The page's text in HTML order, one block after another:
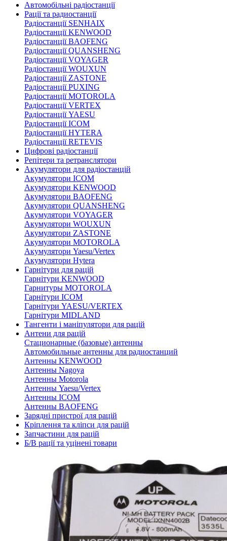
Автомобільні радіостанції
Рації та радиостанції
Радіостанції SENHAIX
Радіостанції KENWOOD
Радіостанції BAOFENG
Радіостанції QUANSHENG
Радіостанції VOYAGER
Радіостанції WOUXUN
Радіостанції ZASTONE
Радіостанції PUXING
Радіостанції MOTOROLA
Радіостанції VERTEX
Радіостанції YAESU
Радіостанції ICOM
Радіостанції HYTERA
Радіостанції RETEVIS
Цифрові радіостанції
Репітери та ретранслятори
Акумулятори для радіостанцій
Акумулятори ICOM
Акумулятори KENWOOD
Акумулятори BAOFENG
Акумулятори QUANSHENG
Акумулятори VOYAGER
Акумулятори WOUXUN
Акумулятори ZASTONE
Акумулятори MOTOROLA
Акумулятори Yaesu/Vertex
Акумулятори Hytera
Гарнітури для рацій
Гарнітури KENWOOD
Гарнитуры MOTOROLA
Гарнітури ICOM
Гарнітури YAESU/VERTEX
Гарнітури MIDLAND
Тангенти і маніпулятори для рацій
Антени для рацій
Стационарные (базовые) антенны
Автомобильные антенны для радиостанций
Антенны KENWOOD
Антенны Nagoya
Антенны Motorola
Антенны Yaesu/Vertex
Антенны ICOM
Антенны BAOFENG
Зарядні пристрої для рацій
Кріплення та кліпси для рацій
Запчастини для рацій
Б/В рації та уцінені товари